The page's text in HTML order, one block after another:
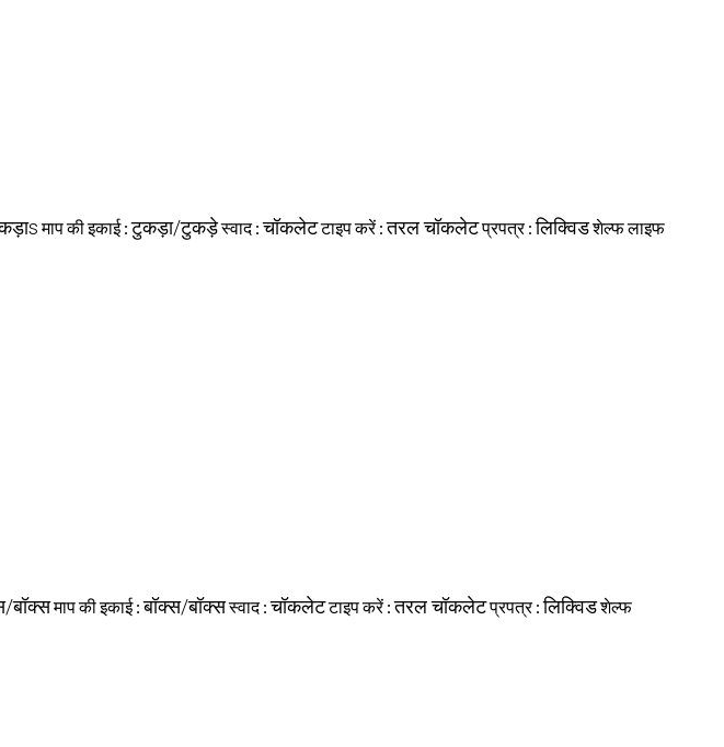
माप की इकाई :टुकड़ा/टुकड़ेस्वाद :चॉकलेटटाइप करें :तरल चॉकलेटप्रपत्र :लिक्विडशेल्फ लाइफ
बॉक्समाप की इकाई :बॉक्स/बॉक्सस्वाद :चॉकलेटटाइप करें :तरल चॉकलेटप्रपत्र :लिक्विडशेल्फ